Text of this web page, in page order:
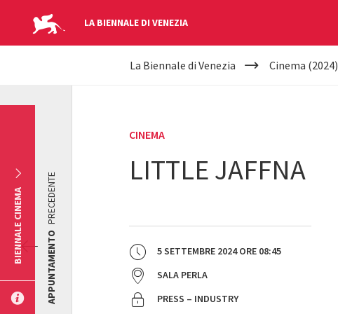
LA BIENNALE DI VENEZIA
YOUR
La Biennale di Venezia Cinema (2024)
CINEMA
LITTLE JAFFNA
5 SETTEMBRE 2024ORE 08:45
SALA PERLA
PRESS – INDUSTRY
APPUNTAMENTO
PRECEDENTE
BIENNALE CINEMA